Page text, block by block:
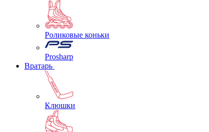
Роликовые коньки
Prosharp
Вратарь
Клюшки